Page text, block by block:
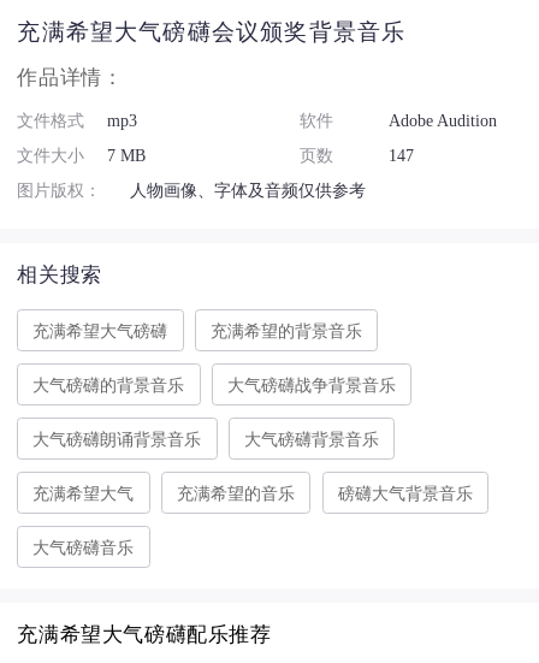
充满希望大气磅礴会议颁奖背景音乐
作品详情：
文件格式 mp3 软件
Adobe Audition
文件大小
7 MB 页数
147
图片版权：
人物画像、字体及音频仅供参考
相关搜索
充满希望大气磅礴 充满希望的背景音乐
大气磅礴的背景音乐 大气磅礴战争背景音乐
大气磅礴朗诵背景音乐 大气磅礴背景音乐
充满希望大气 充满希望的音乐 磅礴大气背景音乐
大气磅礴音乐
充满希望大气磅礴配乐推荐